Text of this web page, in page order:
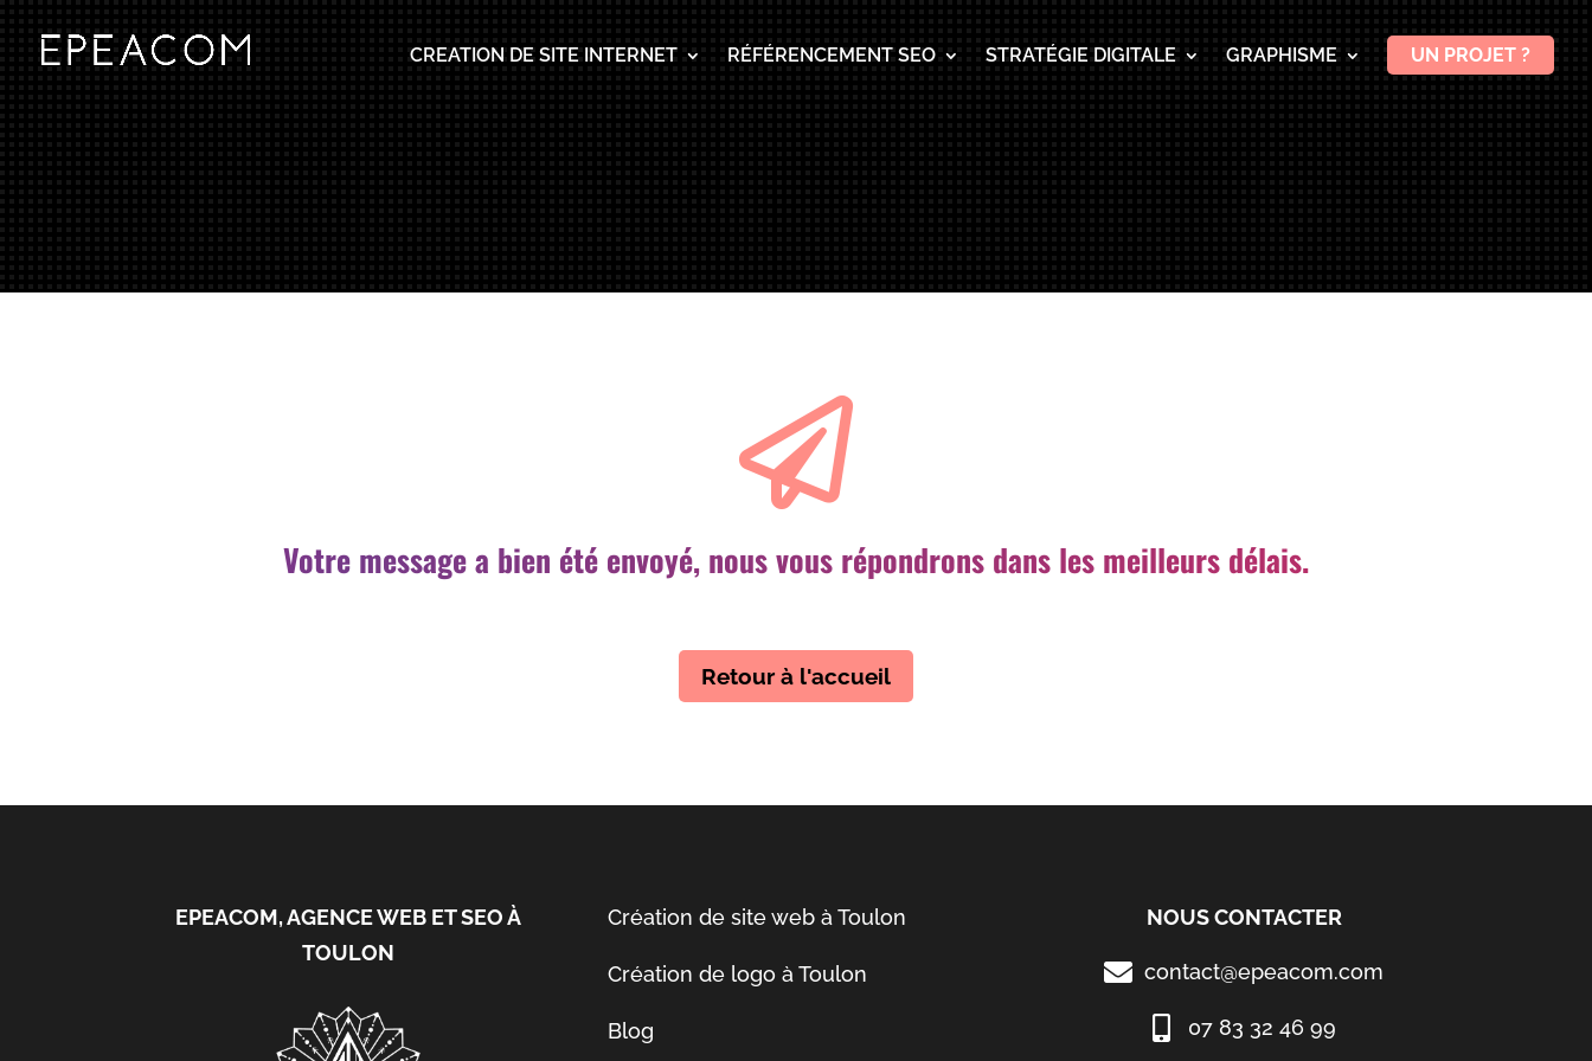
CREATION DE SITE INTERNET RÉFÉRENCEMENT SEO STRATÉGIE DIGITALE GRAPHISME UN PROJET ?

Votre message a bien été envoyé, nous vous répondrons dans les meilleurs délais.
Retour à l'accueil
EPEACOM, AGENCE WEB ET SEO À
TOULON
Création de site web à Toulon
Création de logo à Toulon
Blog
NOUS CONTACTER
contact@epeacom.com
07 83 32 46 99